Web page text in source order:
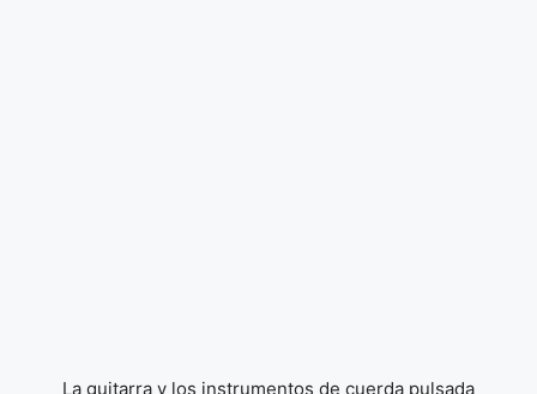
La guitarra y los instrumentos de cuerda pulsada